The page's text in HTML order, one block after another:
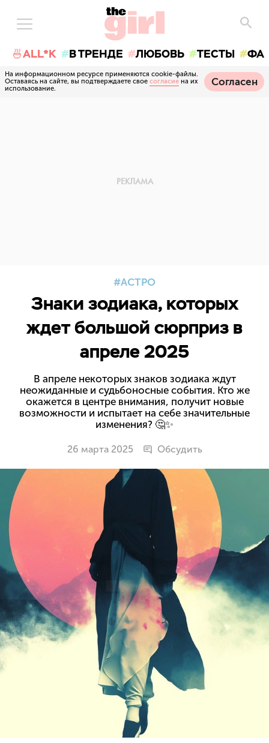
🍜ALL*K В ТРЕНДЕ ЛЮБОВЬ ТЕСТЫ
На информационном ресурсе применяются cookie-файлы.
Оставаясь на сайте, вы подтверждаете свое согласие на их
использование.
Согласен
АСТРО
Знаки зодиака, которых
ждет большой сюрприз в
апреле 2025
В апреле некоторых знаков зодиака ждут
неожиданные и судьбоносные события. Кто же
окажется в центре внимания, получит новые
возможности и испытает на себе значительные
изменения? 🤔✨
26 марта 2025 Обсудить